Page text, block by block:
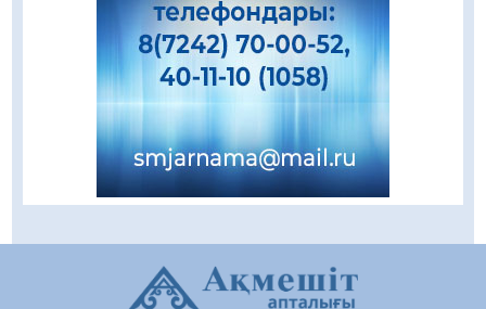
«Ұлттық нақыш – заманауи панно» атты
шеберлік сағаты өтті
Цифрландыру саласын дамыту аясында
салынатын жаңа орталықтың жобасы
талқыланды
05.08.2026
алу жөніндегі комитеттің Қызылорда
облысы бойынша департаментінің басшысы
тағайындалды